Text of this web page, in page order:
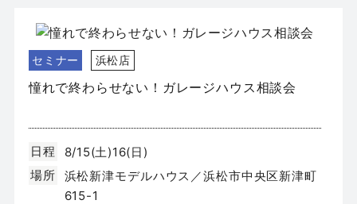
セミナー 浜松店
憧れで終わらせない！ガレージハウス相談会
日程
8/15(土)16(日)
場所
浜松新津モデルハウス／浜松市中央区新津町
615-1